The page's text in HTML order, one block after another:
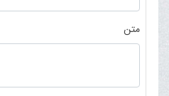
متن